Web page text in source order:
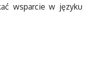
wsparcie w języku